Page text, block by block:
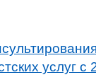
услуг